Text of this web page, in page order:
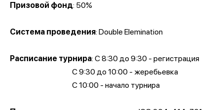
Призовой фонд: 50%
Система проведения: Double Elemination
Расписание турнира: С 8:30 до 9:30 - регистрация
С 9:30 до 10:00 - жеребьевка
С 10:00 - начало турнира